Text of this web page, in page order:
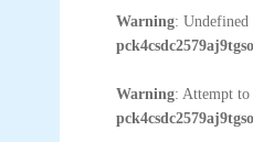
Warning:
Warning: Attempt